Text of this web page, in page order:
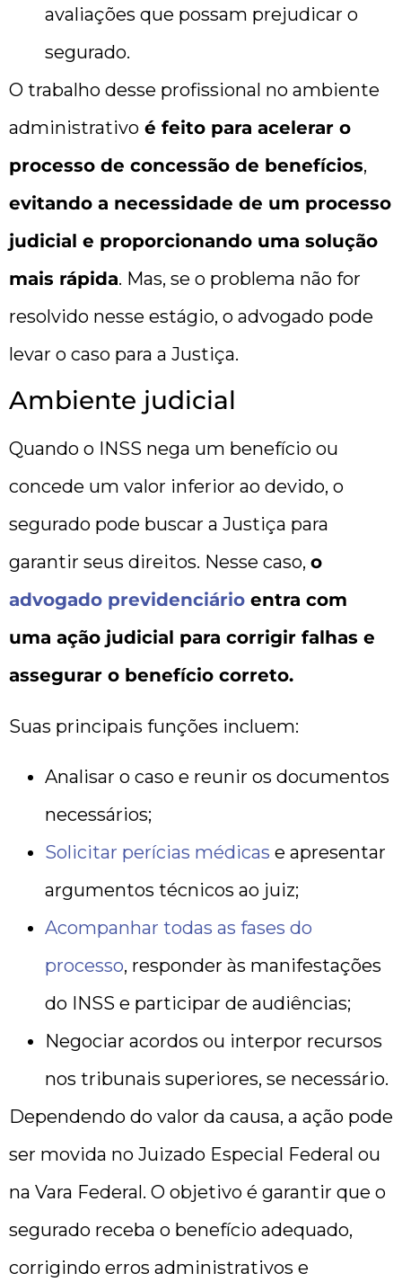
avaliações que possam prejudicar o
segurado.
O trabalho desse profissional no ambiente
administrativo é feito para acelerar o
processo de concessão de benefícios,
evitando a necessidade de um processo
judicial e proporcionando uma solução
mais rápida. Mas, se o problema não for
resolvido nesse estágio, o advogado pode
levar o caso para a Justiça.
Ambiente judicial
Quando o INSS nega um benefício ou
concede um valor inferior ao devido, o
segurado pode buscar a Justiça para
garantir seus direitos. Nesse caso, o
advogado previdenciário entra com
uma ação judicial para corrigir falhas e
assegurar o benefício correto.
Suas principais funções incluem:
Analisar o caso e reunir os documentos
necessários;
Solicitar perícias médicas e apresentar
argumentos técnicos ao juiz;
Acompanhar todas as fases do
processo, responder às manifestações
do INSS e participar de audiências;
Negociar acordos ou interpor recursos
nos tribunais superiores, se necessário.
Dependendo do valor da causa, a ação pode
ser movida no Juizado Especial Federal ou
na Vara Federal. O objetivo é garantir que o
segurado receba o benefício adequado,
corrigindo erros administrativos e